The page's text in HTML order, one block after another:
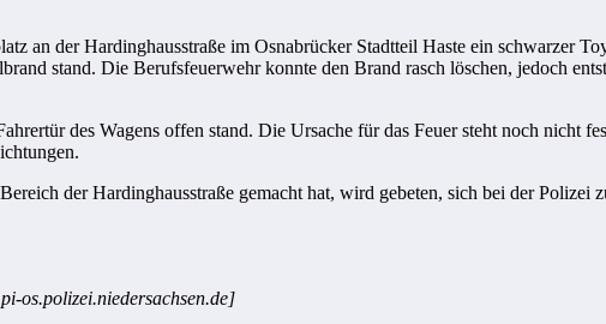
an der Hardinghausstraße im Osnabrücker Stadtteil Haste ein schwarzer
stand. Die Berufsfeuerwehr konnte den Brand rasch löschen, jedoch
des Wagens offen stand. Die Ursache für das Feuer steht noch nicht
der Hardinghausstraße gemacht hat, wird gebeten, sich bei der Polizei
os.polizei.niedersachsen.de]